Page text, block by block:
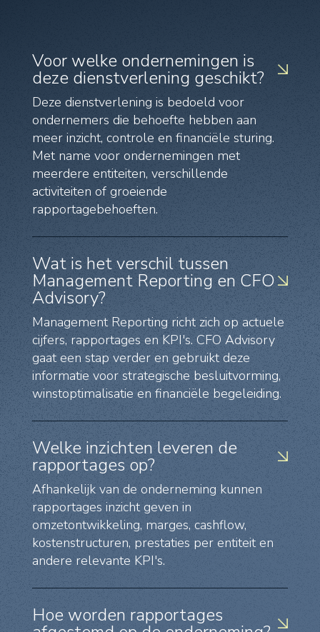
Voor welke ondernemingen is
deze dienstverlening geschikt?
Deze dienstverlening is bedoeld voor
ondernemers die behoefte hebben aan
meer inzicht, controle en financiële sturing.
Met name voor ondernemingen met
meerdere entiteiten, verschillende
activiteiten of groeiende
rapportagebehoeften.
Wat is het verschil tussen
Management Reporting en CFO
Advisory?
Management Reporting richt zich op actuele
cijfers, rapportages en KPI's. CFO Advisory
gaat een stap verder en gebruikt deze
informatie voor strategische besluitvorming,
winstoptimalisatie en financiële begeleiding.
Welke inzichten leveren de
rapportages op?
Afhankelijk van de onderneming kunnen
rapportages inzicht geven in
omzetontwikkeling, marges, cashflow,
kostenstructuren, prestaties per entiteit en
andere relevante KPI's.
Hoe worden rapportages